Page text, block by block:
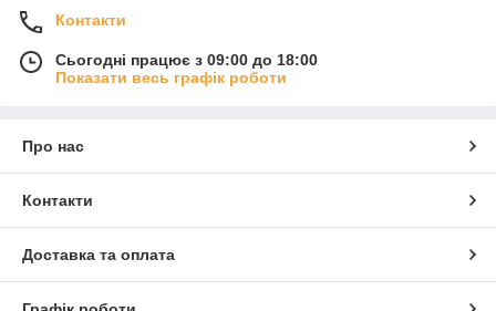
Контакти
Сьогодні працює з 09:00 до 18:00
Показати весь графік роботи
Про нас
Контакти
Доставка та оплата